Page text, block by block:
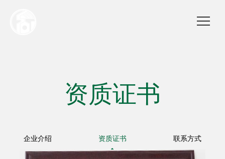
资质证书
企业介绍 资质证书 联系方式